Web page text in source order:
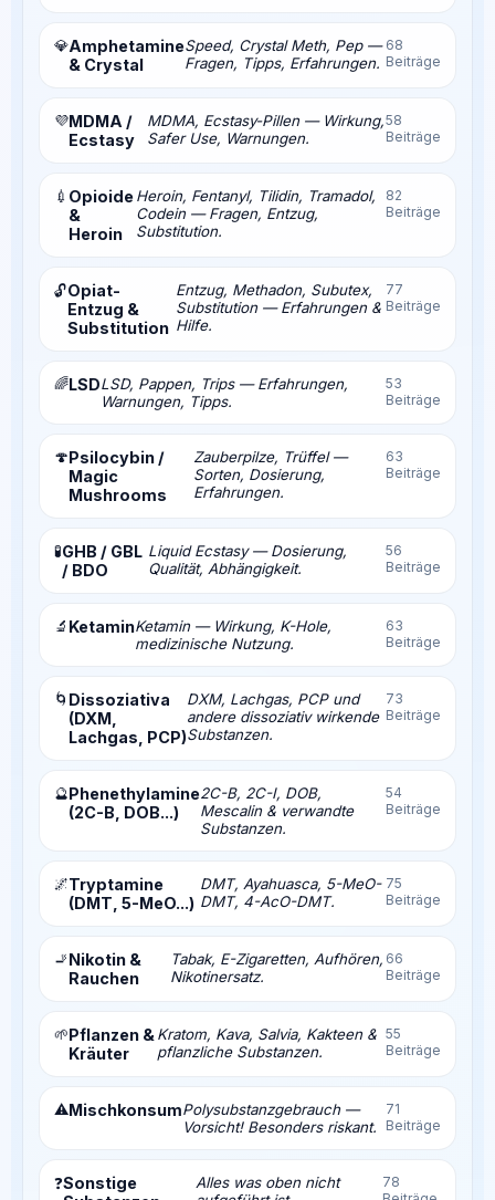
💎Amphetamine
& Crystal
Speed, Crystal Meth, Pep —
Fragen, Tipps, Erfahrungen.
68
Beiträge
💜MDMA /
Ecstasy
MDMA, Ecstasy-Pillen — Wirkung,
Safer Use, Warnungen.
58
Beiträge
💉 Opioide
&
Heroin
Heroin, Fentanyl, Tilidin, Tramadol,
Codein — Fragen, Entzug,
Substitution.
82
Beiträge
🔓Opiat-
Entzug &
Substitution
Entzug, Methadon, Subutex,
Substitution — Erfahrungen &
Hilfe.
77
Beiträge
🌈LSDLSD, Pappen, Trips — Erfahrungen,
Warnungen, Tipps.
53
Beiträge
🍄Psilocybin /
Magic
Mushrooms
Zauberpilze, Trüffel —
Sorten, Dosierung,
Erfahrungen.
63
Beiträge
🧪GHB / GBL
/ BDO
Liquid Ecstasy — Dosierung,
Qualität, Abhängigkeit.
56
Beiträge
🔬 KetaminKetamin — Wirkung, K-Hole,
medizinische Nutzung.
63
Beiträge
🌀 Dissoziativa
(DXM,
Lachgas, PCP)
DXM, Lachgas, PCP und
andere dissoziativ wirkende
Substanzen.
73
Beiträge
🔮Phenethylamine
(2C-B, DOB...)
2C-B, 2C-I, DOB,
Mescalin & verwandte
Substanzen.
54
Beiträge
🌌Tryptamine
(DMT, 5-MeO...)
DMT, Ayahuasca, 5-MeO-
DMT, 4-AcO-DMT.
75
Beiträge
🚬Nikotin &
Rauchen
Tabak, E-Zigaretten, Aufhören,
Nikotinersatz.
66
Beiträge
🌱Pflanzen &
Kräuter
Kratom, Kava, Salvia, Kakteen &
pflanzliche Substanzen.
55
Beiträge
⚠️MischkonsumPolysubstanzgebrauch —
Vorsicht! Besonders riskant.
71
Beiträge
❓Sonstige
Alles was oben nicht
78